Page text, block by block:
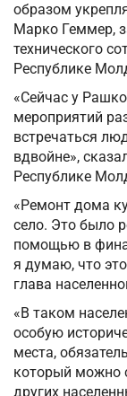
образом
Марко Геммер,
технического
Республике
«Сейчас у
мероприятий
встречаться
вдвойне»,
Республике
«Ремонт дома
село. Это было
помощью в
я думаю, что
глава
«В таком
особую
места,
который можно
других